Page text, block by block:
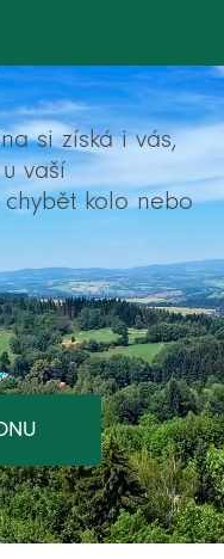
si získá i vás,
vaší
kolo nebo